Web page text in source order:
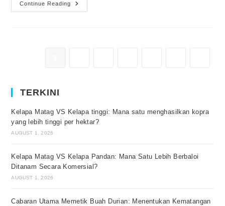
Continue Reading
TERKINI
Kelapa Matag VS Kelapa tinggi: Mana satu menghasilkan kopra
yang lebih tinggi per hektar?
AUGUST 1, 2026
Kelapa Matag VS Kelapa Pandan: Mana Satu Lebih Berbaloi
Ditanam Secara Komersial?
AUGUST 1, 2026
Cabaran Utama Memetik Buah Durian: Menentukan Kematangan